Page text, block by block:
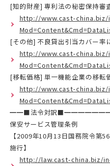
[知的財産] 専利法の秘密保持審
http://www.cast-china.biz/
[その他] 不良貸出引当カバー率
http://www.cast-china.biz/
[移転価格] 単一機能企業の移転
http://www.cast-china.biz/
━━■法令対訳
保安サービス管理条例
【2009年10月13日国務院令第
施行】
http://law.cast-china.biz/